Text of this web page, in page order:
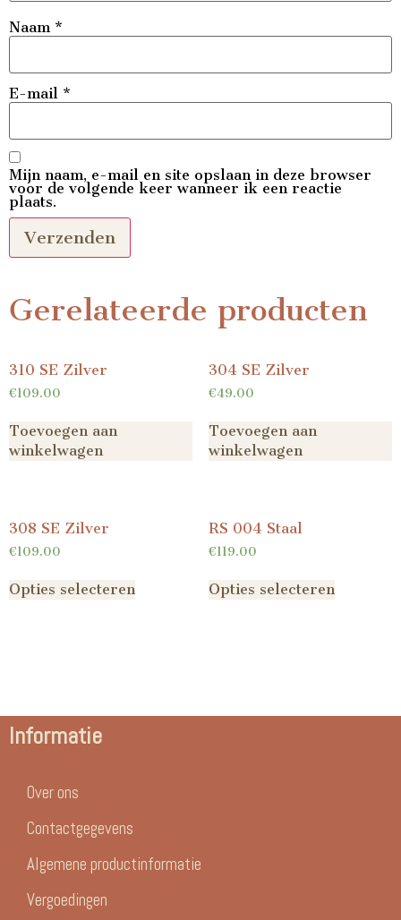
Naam *
E-mail *
Mijn naam, e-mail en site opslaan in deze browser
voor de volgende keer wanneer ik een reactie
plaats.
Gerelateerde producten
310 SE Zilver
€109.00
Toevoegen aan
winkelwagen
304 SE Zilver
€49.00
Toevoegen aan
winkelwagen
308 SE Zilver
€109.00
Opties selecteren
RS 004 Staal
€119.00
Opties selecteren
Informatie
Over ons
Contactgegevens
Algemene productinformatie
Vergoedingen